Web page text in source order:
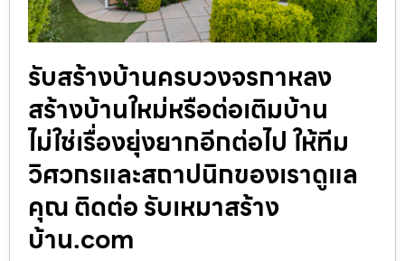
รับสร้างบ้านครบวงจรกาหลง
สร้างบ้านใหม่หรือต่อเติมบ้าน
ไม่ใช่เรื่องยุ่งยากอีกต่อไป ให้ทีม
วิศวกรและสถาปนิกของเราดูแล
คุณ ติดต่อ รับเหมาสร้าง
บ้าน.com